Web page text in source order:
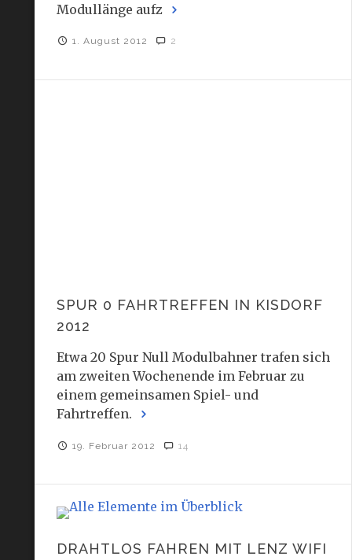
Modullänge aufz
1. August 2012 2
SPUR 0 FAHRTREFFEN IN KISDORF
2012
Etwa 20 Spur Null Modulbahner trafen sich
am zweiten Wochenende im Februar zu
einem gemeinsamen Spiel- und
Fahrtreffen.
19. Februar 2012 14
DRAHTLOS FAHREN MIT LENZ WIFI